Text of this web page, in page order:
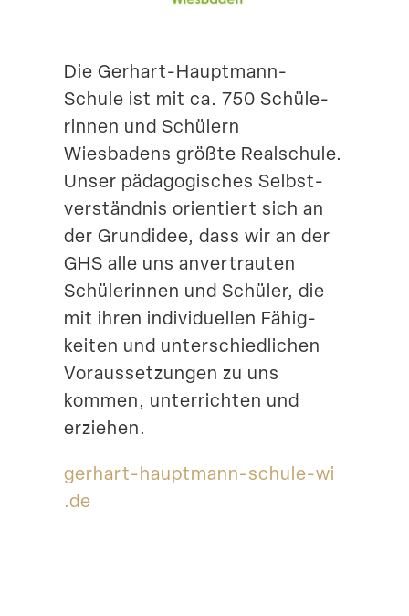
Die Gerhart-Hauptmann-
Schule ist mit ca. 750 Schüle­
rinnen und Schülern
Wiesbadens größte Realschule.
Unser pädago­gi­sches Selbst­
ver­ständnis orien­tiert sich an
der Grundidee, dass wir an der
GHS alle uns anver­trauten
Schüle­rinnen und Schüler, die
mit ihren indivi­du­ellen Fähig­
keiten und unter­schied­lichen
Voraus­set­zungen zu uns
kommen, unter­richten und
erziehen.
gerhart​-hauptmann​-schule​-wi​
.de